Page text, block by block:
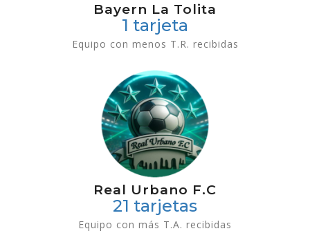
Bayern La Tolita
1 tarjeta
Equipo con menos T.R. recibidas
Real Urbano F.C
21 tarjetas
Equipo con más T.A. recibidas